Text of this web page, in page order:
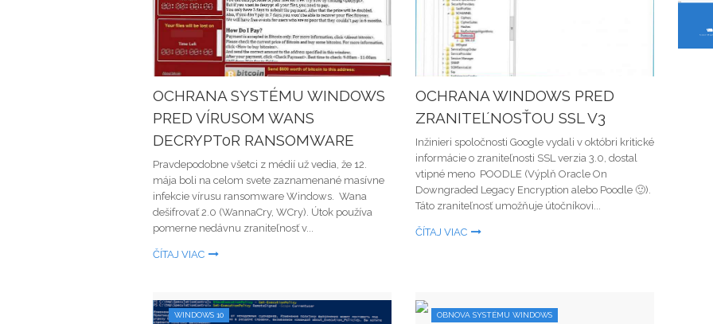
OCHRANA SYSTÉMU WINDOWS
PRED VÍRUSOM WANS
DECRYPT0R RANSOMWARE
Pravdepodobne všetci z médií už vedia, že 12.
mája boli na celom svete zaznamenané masívne
infekcie vírusu ransomware Windows. Wana
dešifrovať 2.0 (WannaCry, WCry). Útok používa
pomerne nedávnu zraniteľnosť v...
ČÍTAJ VIAC
OCHRANA WINDOWS PRED
ZRANITEĽNOSŤOU SSL V3
Inžinieri spoločnosti Google vydali v októbri kritické
informácie o zraniteľnosti SSL verzia 3.0, dostal
vtipné meno POODLE (Výplň Oracle On
Downgraded Legacy Encryption alebo Poodle 🙂).
Táto zraniteľnosť umožňuje útočníkovi...
ČÍTAJ VIAC
WINDOWS 10 OBNOVA SYSTÉMU WINDOWS